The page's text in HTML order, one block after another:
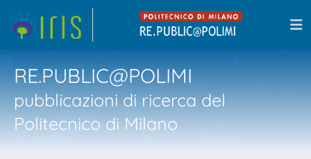
RE.PUBLIC@POLIMI
pubblicazioni di ricerca del
Politecnico di Milano